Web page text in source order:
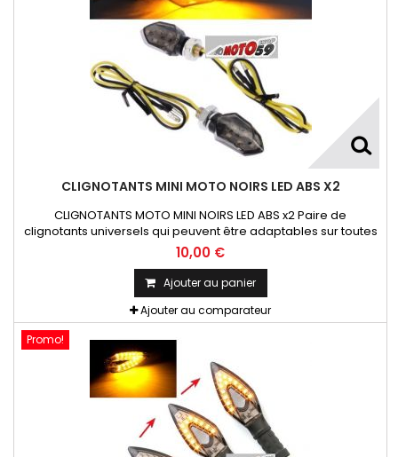
CLIGNOTANTS MINI MOTO NOIRS LED ABS X2
CLIGNOTANTS MOTO MINI NOIRS LED ABS x2 Paire de
clignotants universels qui peuvent être adaptables sur toutes
motos ou scooters
10,00 €
Ajouter au panier
Ajouter au comparateur
Promo!